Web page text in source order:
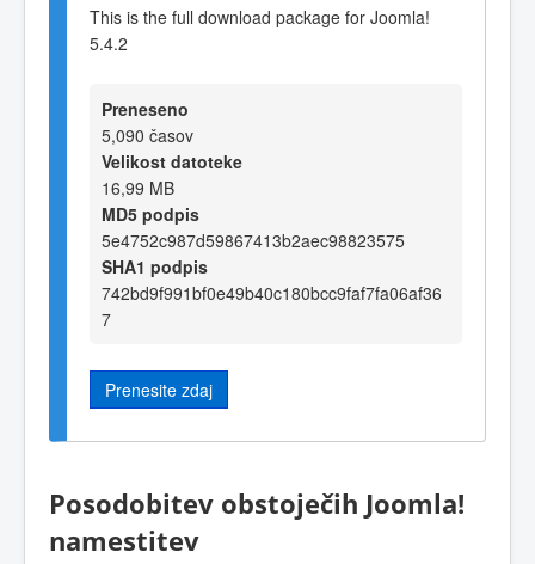
This is the full download package for Joomla!
5.4.2
Preneseno
5,090 časov
Velikost datoteke
16,99 MB
MD5 podpis
5e4752c987d59867413b2aec98823575
SHA1 podpis
742bd9f991bf0e49b40c180bcc9faf7fa06af36
7
Prenesite zdaj
Posodobitev obstoječih Joomla!
namestitev